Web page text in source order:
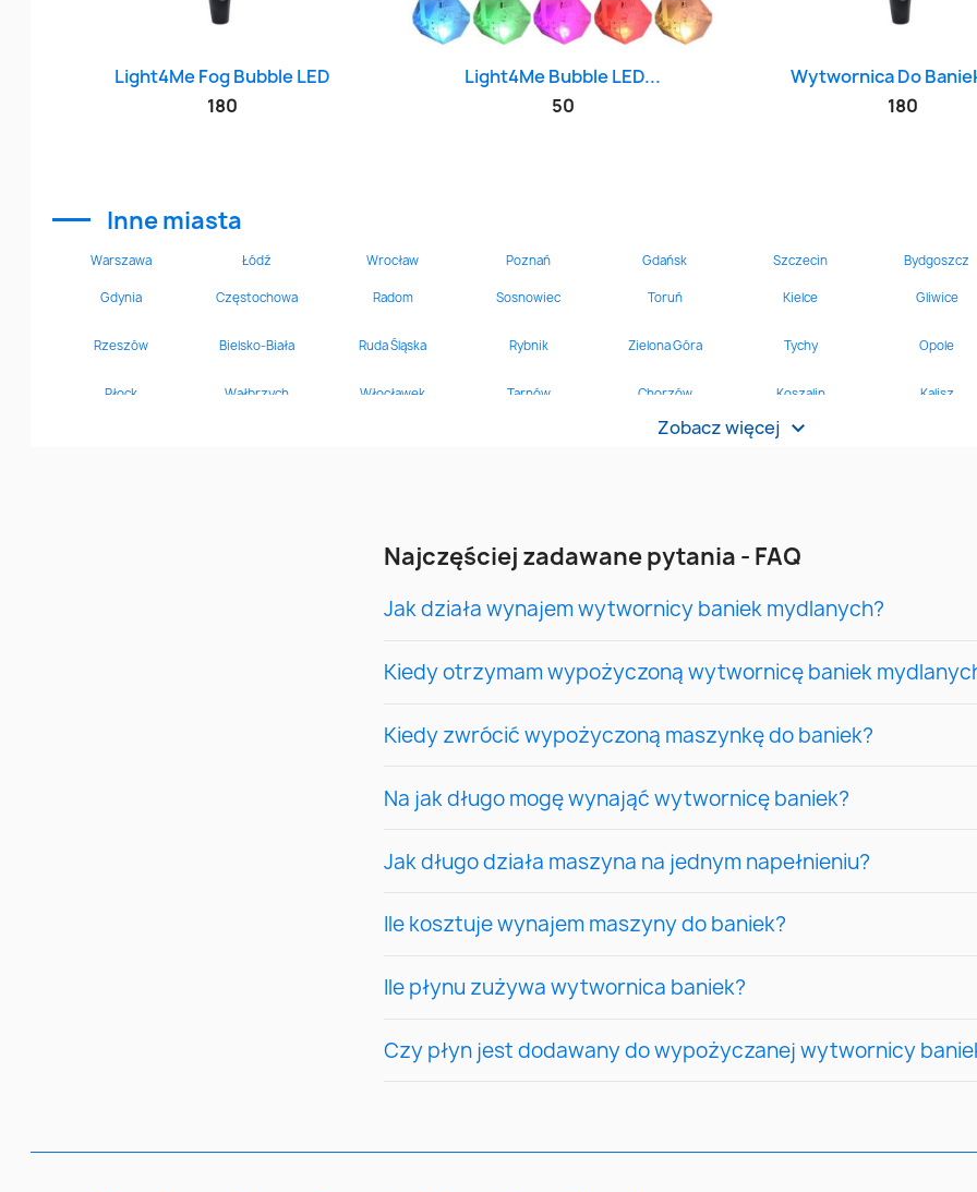
Szybki podgląd
Light4Me Fog Bubble LED
180
Szybki podgląd
Light4Me Bubble LED...
50
Szybki
Wytwornica Do
180
Inne miasta
Łódź Wrocław Poznań
Częstochowa Radom Sosnowiec Toruń
Zobacz więcej >
Najczęściej zadawane pytania - FAQ
Jak działa wynajem wytwornicy baniek mydlanych?
Kiedy otrzymam wypożyczoną wytwornicę baniek
Kiedy zwrócić wypożyczoną maszynkę do baniek?
Na jak długo mogę wynająć wytwornicę baniek?
Jak długo działa maszyna na jednym napełnieniu?
Ile kosztuje wynajem maszyny do baniek?
Ile płynu zużywa wytwornica baniek?
Czy płyn jest dodawany do wypożyczanej wytwornicy